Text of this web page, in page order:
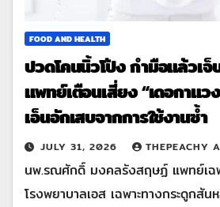
FOOD AND HEALTH
ปวดโคนนิ้วโป้ง กำมือแล้วเจ็
แพทย์เตือนเสี่ยง “เดอกาแว
เอ็นอักเสบจากการใช้งานซ้ำ
JULY 31, 2026 THEPEACHY
นพ.รณศักดิ์ มงคลรังสฤษฏ์ แพทย์เฉพ
โรงพยาบาลเอส เฉพาะทางกระดูกสั